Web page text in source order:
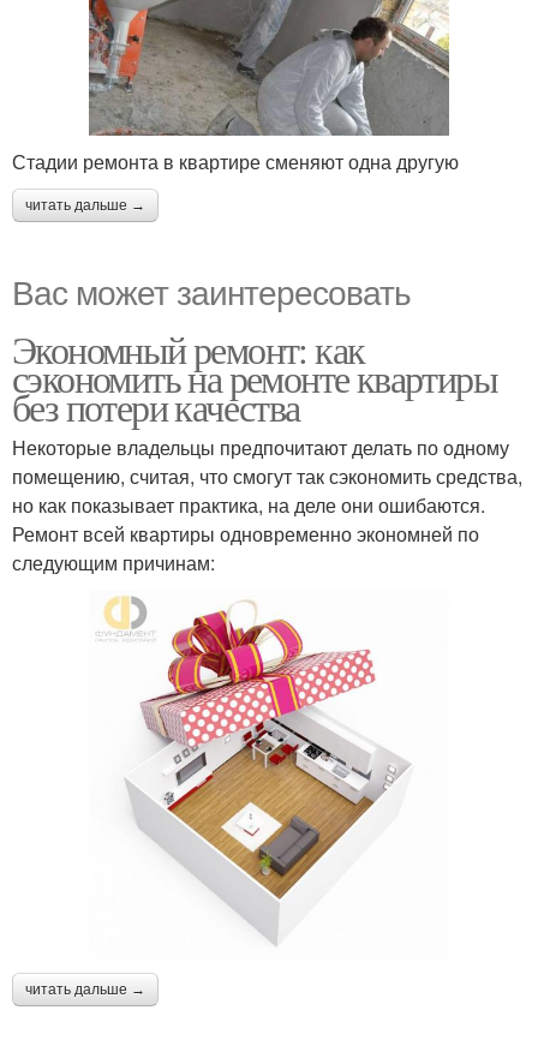
Стадии ремонта в квартире сменяют одна другую
читать дальше →
Вас может заинтересовать
Экономный ремонт: как
сэкономить на ремонте квартиры
без потери качества
Некоторые владельцы предпочитают делать по одному
помещению, считая, что смогут так сэкономить средства,
но как показывает практика, на деле они ошибаются.
Ремонт всей квартиры одновременно экономней по
следующим причинам:
читать дальше →